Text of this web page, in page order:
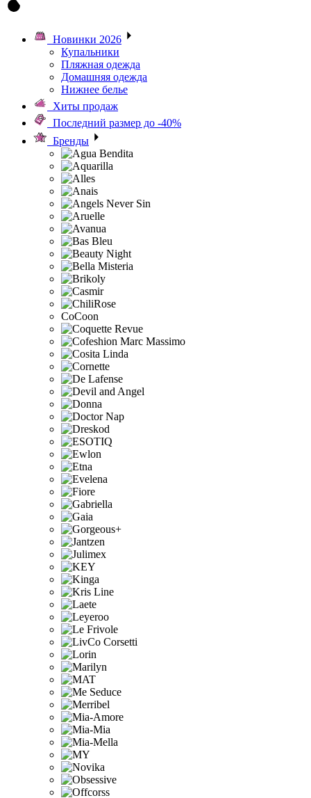
Новинки 2026
Купальники
Пляжная одежда
Домашняя одежда
Нижнее белье
Хиты продаж
Последний размер до -40%
Бренды
CoCoon